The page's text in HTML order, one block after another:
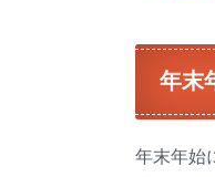
年末
年末年始